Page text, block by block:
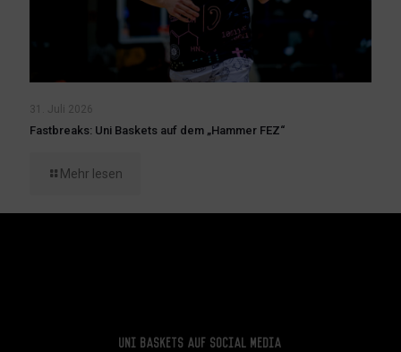
31. Juli 2026
Fastbreaks: Uni Baskets auf dem „Hammer FEZ“
Mehr lesen
Uni Baskets auf Social Media